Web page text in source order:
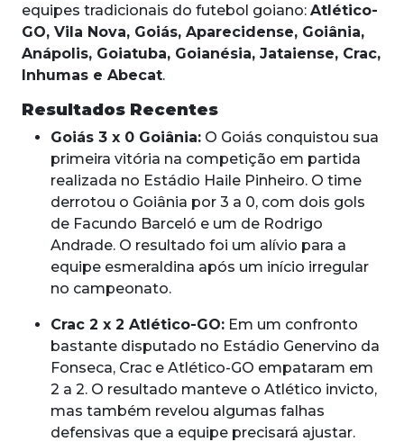
equipes tradicionais do futebol goiano: Atlético-
GO, Vila Nova, Goiás, Aparecidense, Goiânia,
Anápolis, Goiatuba, Goianésia, Jataiense, Crac,
Inhumas e Abecat.
Resultados Recentes
Goiás 3 x 0 Goiânia: O Goiás conquistou sua
primeira vitória na competição em partida
realizada no Estádio Haile Pinheiro. O time
derrotou o Goiânia por 3 a 0, com dois gols
de Facundo Barceló e um de Rodrigo
Andrade. O resultado foi um alívio para a
equipe esmeraldina após um início irregular
no campeonato.
Crac 2 x 2 Atlético-GO: Em um confronto
bastante disputado no Estádio Genervino da
Fonseca, Crac e Atlético-GO empataram em
2 a 2. O resultado manteve o Atlético invicto,
mas também revelou algumas falhas
defensivas que a equipe precisará ajustar.